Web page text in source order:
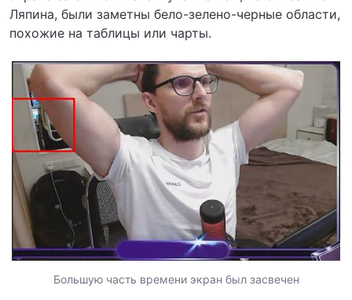
Ляпина, были заметны бело-зелено-черные области,
похожие на таблицы или чарты.
Большую часть времени экран был засвечен